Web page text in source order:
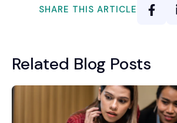
SHARE THIS ARTICLE
Related Blog Posts